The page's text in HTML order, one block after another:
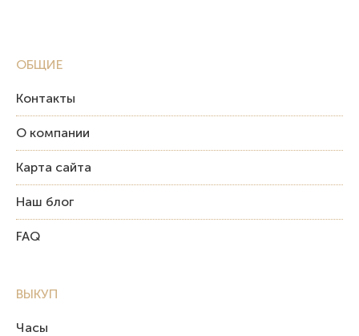
ОБЩИЕ
Контакты
О компании
Карта сайта
Наш блог
FAQ
ВЫКУП
Часы